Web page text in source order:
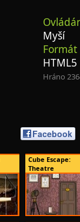
Myší
HTML5
Hráno
Facebook
Cube Escape:
Theatre